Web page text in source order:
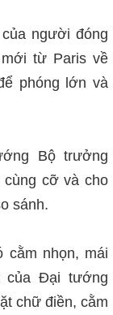
người đóng
từ Paris về
phóng lớn và
Bộ trưởng
cùng cỡ và cho
sánh.
cằm nhọn, mái
của Đại tướng
chữ điền, cằm